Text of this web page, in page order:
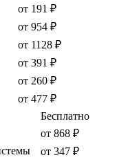
от 191 ₽
от 954 ₽
от 1128 ₽
от 391 ₽
от 260 ₽
от 477 ₽
Бесплатно
от 868 ₽
от 347 ₽